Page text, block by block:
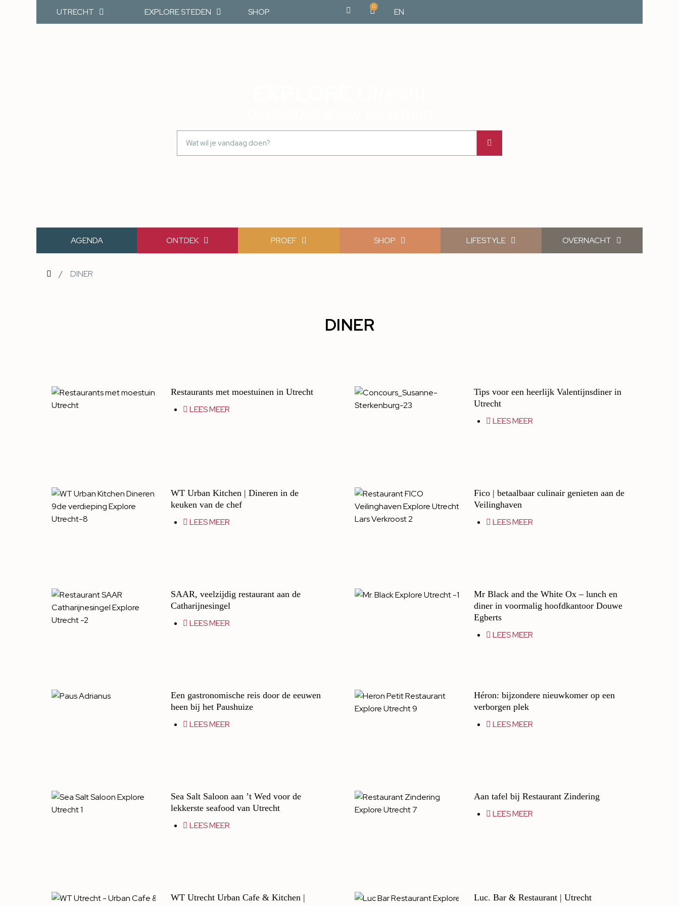
UTRECHT EXPLORE STEDEN SHOP
0
EN
AGENDA ONTDEK PROEF SHOP LIFESTYLE OVERNACHT
/ DINER
DINER
Restaurants met moestuinen in Utrecht
LEES MEER
Tips voor een heerlijk Valentijnsdiner in
Utrecht
LEES MEER
WT Urban Kitchen | Dineren in de
keuken van de chef
LEES MEER
Fico | betaalbaar culinair genieten aan de
Veilinghaven
LEES MEER
SAAR, veelzijdig restaurant aan de
Catharijnesingel
LEES MEER
Mr Black and the White Ox – lunch en
diner in voormalig hoofdkantoor Douwe
Egberts
LEES MEER
Een gastronomische reis door de eeuwen
heen bij het Paushuize
LEES MEER
Héron: bijzondere nieuwkomer op een
verborgen plek
LEES MEER
Sea Salt Saloon aan ’t Wed voor de
lekkerste seafood van Utrecht
LEES MEER
Aan tafel bij Restaurant Zindering
LEES MEER
WT Utrecht Urban Cafe & Kitchen |
Luc. Bar & Restaurant | Utrecht